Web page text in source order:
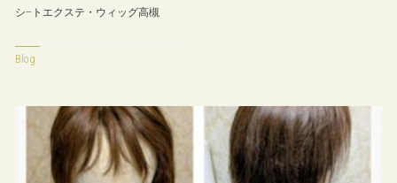
シ−トエクステ・ウィッグ高槻
Blog